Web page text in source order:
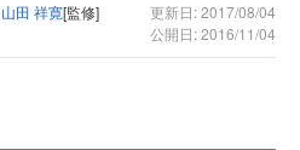
山田 祥寛[監修]
更新日: 2017/08/04
公開日: 2016/11/04